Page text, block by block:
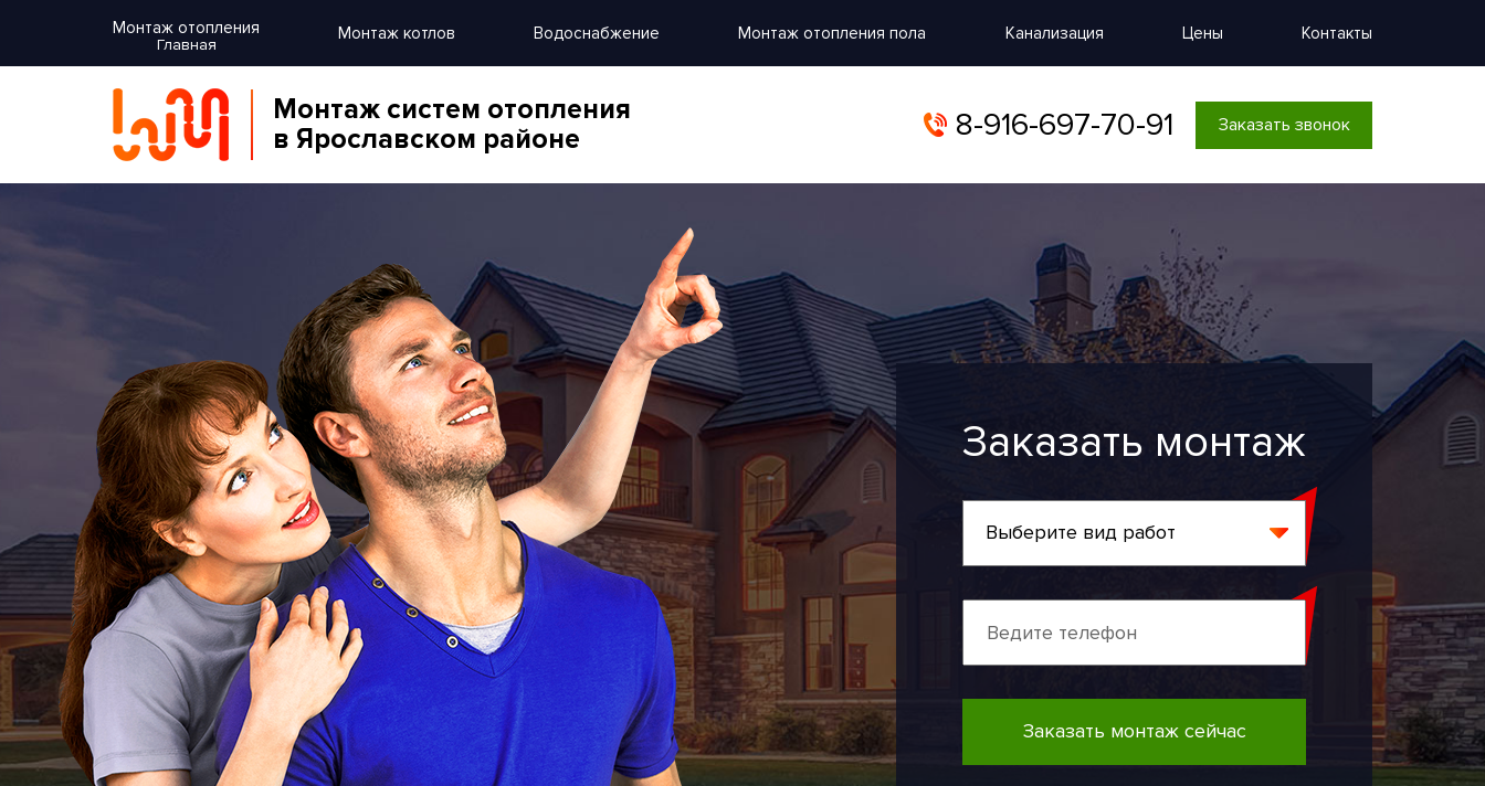
Монтаж отопления
Главная
Монтаж котлов Водоснабжение Монтаж отопления пола Канализация Цены Контакты
Монтаж систем отопления
в Ярославском районе
8-916-697-70-91 Заказать звонок
Заказать монтаж
Заказать монтаж сейчас